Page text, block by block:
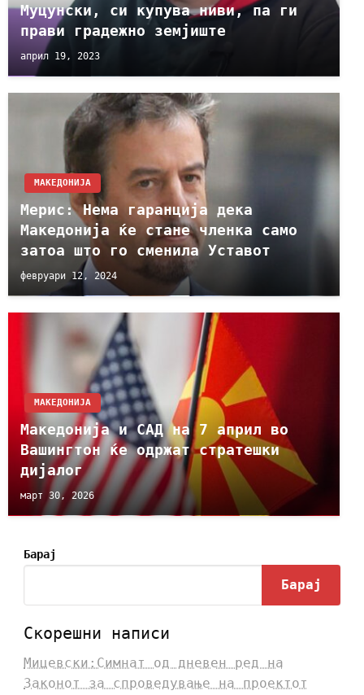
Муцунски, си купува ниви, па ги
прави градежно земјиште
април 19, 2023
МАКЕДОНИЈА
Мерис: Нема гаранција дека
Македонија ќе стане членка само
затоа што го сменила Уставот
февруари 12, 2024
МАКЕДОНИЈА
Македонија и САД на 7 април во
Вашингтон ќе одржат стратешки
дијалог
март 30, 2026
Барај
Барај
Скорешни написи
Мицевски:Симнат од дневен ред на
Законот за спроведување на проектот